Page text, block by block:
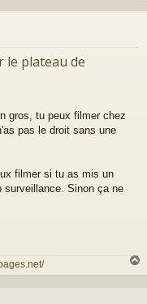
u
le plateau de
gros, tu peux filmer chez
pas le droit sans une
filmer si tu as mis un
surveillance. Sinon ça ne
a